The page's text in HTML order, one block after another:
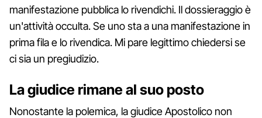
manifestazione pubblica lo rivendichi. Il dossieraggio è
un'attività occulta. Se uno sta a una manifestazione in
prima fila e lo rivendica. Mi pare legittimo chiedersi se
ci sia un pregiudizio.
La giudice rimane al suo posto
Nonostante la polemica, la giudice Apostolico non